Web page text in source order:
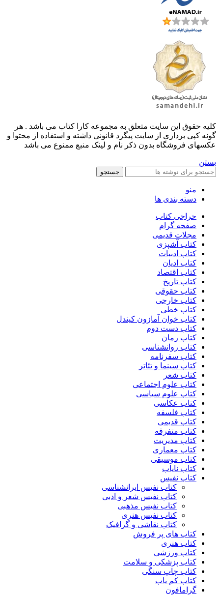
کليه حقوق اين سايت متعلق به مجموعه کارا کتاب می باشد . هر
گونه کپی برداری از سایت پیگرد قانونی داشته و استفاده از محتوا و
عکسهای فروشگاه بدون ذکر نام و لینک منبع ممنوع می باشد
بستن
جستجو
منو
دسته بندی ها
حراجی کتاب
صفحه گرام
مجلات قدیمی
کتاب آشپزی
کتاب ادبیات
کتاب ادیان
کتاب اقتصاد
کتاب تاریخ
کتاب حقوقی
کتاب خارجی
کتاب خطی
کتاب خوان آمازون کیندل
کتاب دست دوم
کتاب رمان
کتاب روانشناسی
کتاب سفرنامه
کتاب سینما و تئاتر
کتاب شعر
کتاب علوم اجتماعی
کتاب علوم سیاسی
کتاب عکاسی
کتاب فلسفه
کتاب قدیمی
کتاب متفرقه
کتاب مدیریت
کتاب معماری
کتاب موسیقی
کتاب نایاب
کتاب نفیس
کتاب نفیس ایرانشناسی
کتاب نفیس شعر و ادبی
کتاب نفیس مذهبی
کتاب نفیس هنری
کتاب نقاشی و گرافیک
کتاب های پر فروش
کتاب هنری
کتاب ورزشی
کتاب پزشکی و سلامت
کتاب چاپ سنگی
کتاب کم یاب
گرامافون